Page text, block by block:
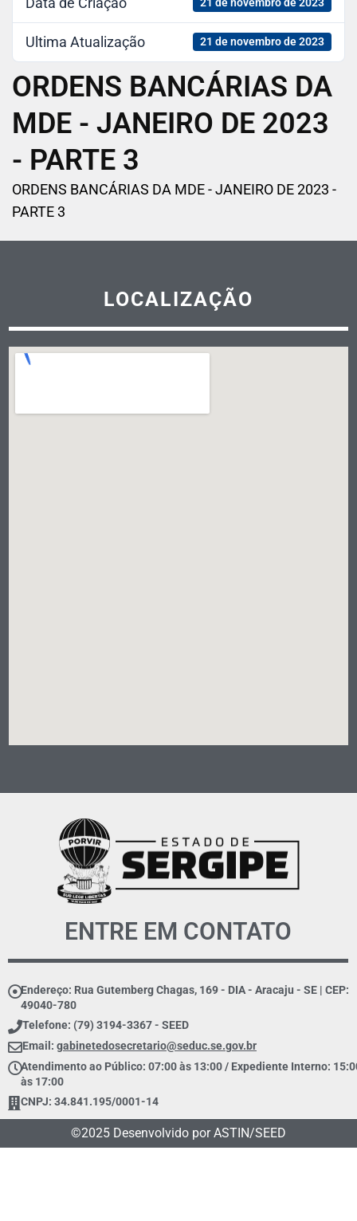
Ultima Atualização 21 de novembro de 2023
ORDENS BANCÁRIAS DA
MDE - JANEIRO DE 2023
- PARTE 3
ORDENS BANCÁRIAS DA MDE - JANEIRO DE 2023 -
PARTE 3
LOCALIZAÇÃO
ENTRE EM CONTATO
Endereço: Rua Gutemberg Chagas, 169 - DIA - Aracaju - SE | CEP:
49040-780
Telefone: (79) 3194-3367 - SEED
Email: gabinetedosecretario@seduc.se.gov.br
Atendimento ao Público: 07:00 às 13:00 / Expediente Interno:
às 17:00
CNPJ: 34.841.195/0001-14
©2025 Desenvolvido por ASTIN/SEED